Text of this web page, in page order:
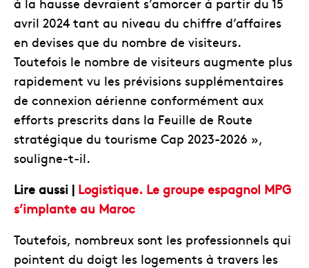
avril 2024 tant au niveau du chiffre d’affaires
en devises que du nombre de visiteurs.
Toutefois le nombre de visiteurs augmente plus
rapidement vu les prévisions supplémentaires
de connexion aérienne conformément aux
efforts prescrits dans la Feuille de Route
stratégique du tourisme Cap 2023-2026 »,
souligne-t-il.
Lire aussi | Logistique. Le groupe espagnol MPG
s’implante au Maroc
Toutefois, nombreux sont les professionnels qui
pointent du doigt les logements à travers les